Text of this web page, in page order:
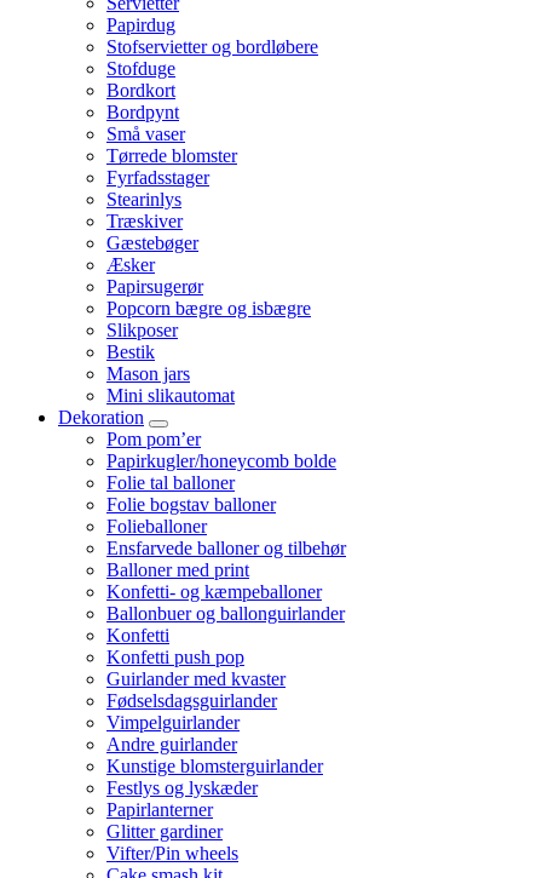
Papirdug
Stofservietter og bordløbere
Stofduge
Bordkort
Bordpynt
Små vaser
Tørrede blomster
Fyrfadsstager
Stearinlys
Træskiver
Gæstebøger
Æsker
Papirsugerør
Popcorn bægre og isbægre
Slikposer
Bestik
Mason jars
Mini slikautomat
Dekoration
Pom pom’er
Papirkugler/honeycomb bolde
Folie tal balloner
Folie bogstav balloner
Folieballoner
Ensfarvede balloner og tilbehør
Balloner med print
Konfetti- og kæmpeballoner
Ballonbuer og ballonguirlander
Konfetti
Konfetti push pop
Guirlander med kvaster
Fødselsdagsguirlander
Vimpelguirlander
Andre guirlander
Kunstige blomsterguirlander
Festlys og lyskæder
Papirlanterner
Glitter gardiner
Vifter/Pin wheels